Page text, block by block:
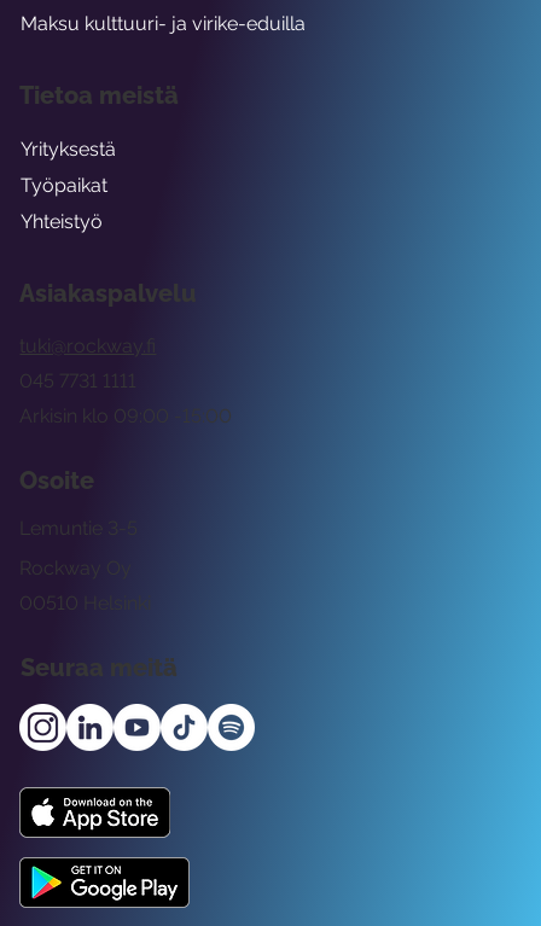
Asiakaspalvelu
tuki@rockway.fi
Arkisin klo 09:00 -15:00
045 7731 1111
Osoite
Rockway Oy
Lemuntie 3-5
00510 Helsinki
Seuraa meitä
Maksu kulttuuri- ja virike-eduilla
Tietoa meistä
Yrityksestä
Työpaikat
Yhteistyö